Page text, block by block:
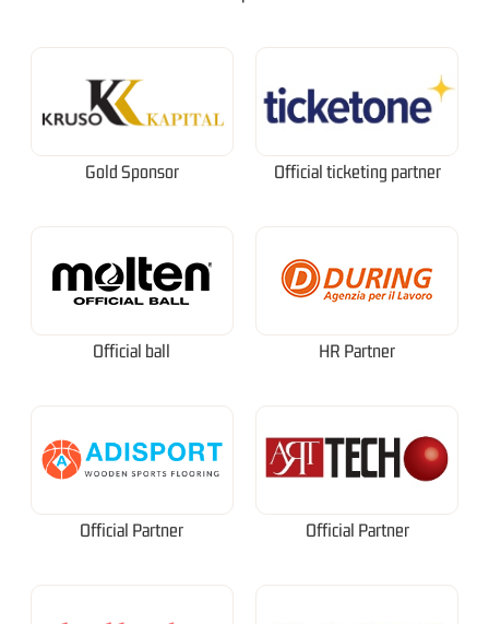
Gold Sponsor Official ticketing partner
Official ball HR Partner
Official Partner Official Partner